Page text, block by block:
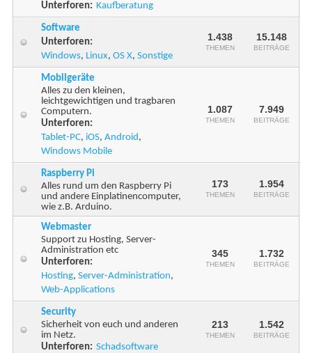
Unterforen: Kaufberatung
Software
Unterforen:
Windows, Linux, OS X, Sonstige
1.438
THEMEN
15.148
BEITRÄGE
Mobilgeräte
Alles zu den kleinen,
leichtgewichtigen und tragbaren
Computern.
Unterforen:
Tablet-PC, iOS, Android,
Windows Mobile
1.087
THEMEN
7.949
BEITRÄGE
Raspberry Pi
Alles rund um den Raspberry Pi
und andere Einplatinencomputer,
wie z.B. Arduino.
173
THEMEN
1.954
BEITRÄGE
Webmaster
Support zu Hosting, Server-
Administration etc
Unterforen:
Hosting, Server-Administration,
Web-Applications
345
THEMEN
1.732
BEITRÄGE
Security
Sicherheit von euch und anderen
im Netz.
Unterforen: Schadsoftware
213
THEMEN
1.542
BEITRÄGE